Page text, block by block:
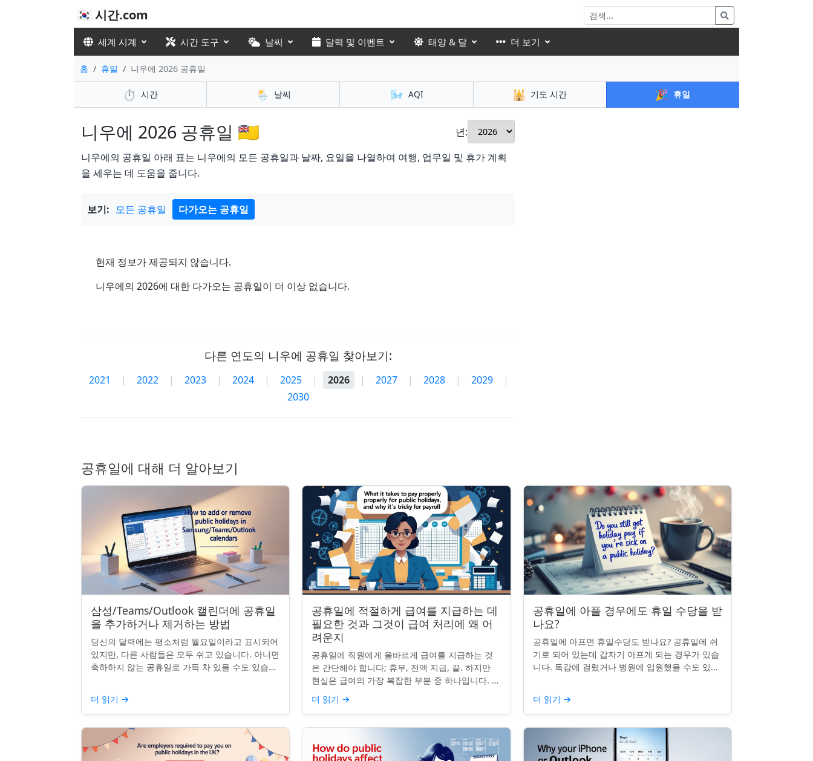
🇰🇷 시간.com
세계 시계 시간 도구 날씨 달력 및 이벤트 태양 & 달 더 보기
홈 휴일 니우에 2026 공휴일
⏱️ 시간 🌦️ 날씨 🌬️ AQI 🕌 기도 시간 🎉 휴일
니우에 2026 공휴일 🇳🇺
년:
니우에의 공휴일 아래 표는 니우에의 모든 공휴일과 날짜, 요일을 나열하여 여행, 업무일 및 휴가 계획
을 세우는 데 도움을 줍니다.
보기: 모든 공휴일 다가오는 공휴일
현재 정보가 제공되지 않습니다.
니우에의 2026에 대한 다가오는 공휴일이 더 이상 없습니다.
다른 연도의 니우에 공휴일 찾아보기:
2021 | 2022 | 2023 | 2024 | 2025 | 2026 | 2027 | 2028 | 2029
|
2030
공휴일에 대해 더 알아보기
삼성/Teams/Outlook 캘린더에 공휴일
을 추가하거나 제거하는 방법
당신의 달력에는 평소처럼 월요일이라고 표시되어
있지만, 다른 사람들은 모두 쉬고 있습니다. 아니면
축하하지 않는 공휴일로 가득 차 있을 수도 있습니
더 읽기 →
공휴일에 적절하게 급여를 지급하는 데
필요한 것과 그것이 급여 처리에 왜 어
려운지
공휴일에 직원에게 올바르게 급여를 지급하는 것
은 간단해야 합니다; 휴무, 전액 지급, 끝. 하지만
현실은 급여의 가장 복잡한 부분 중 하나입니다. 계
약서, 근무 시간, 휴일 규칙이 달라지면 하나의 공
휴일이 준수 문제...
더 읽기 →
공휴일에 아플 경우에도 휴일 수당을 받
나요?
공휴일에 아프면 휴일수당도 받나요? 공휴일에 쉬
기로 되어 있는데 갑자기 아프게 되는 경우가 있습
니다. 독감에 걸렸거나 병원에 입원했을 수도 있죠.
더 읽기 →